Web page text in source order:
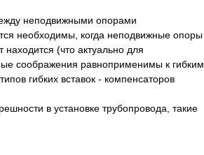
неподвижными опорами
необходимы, когда неподвижные опоры
(что актуально для
соображения равноприменимы к гибким
гибких вставок - компенсаторов
в установке трубопровода, такие